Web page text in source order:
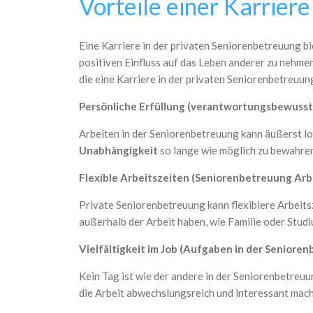
Vorteile einer
Eine Karriere in der privaten Seniorenbetreuung
positiven Einfluss auf das Leben anderer zu
die eine Karriere in der privaten
Persönliche Erfüllung
Arbeiten in der Seniorenbetreuung kann äußerst
Unabhängigkeit so lange wie möglich zu
Flexible Arbeitszeiten (Seniorenbetreuung
Private Seniorenbetreuung kann flexiblere
außerhalb der Arbeit haben, wie Familie oder
Vielfältigkeit im Job (Aufgaben in der
Kein Tag ist wie der andere in der
die Arbeit abwechslungsreich und interessant